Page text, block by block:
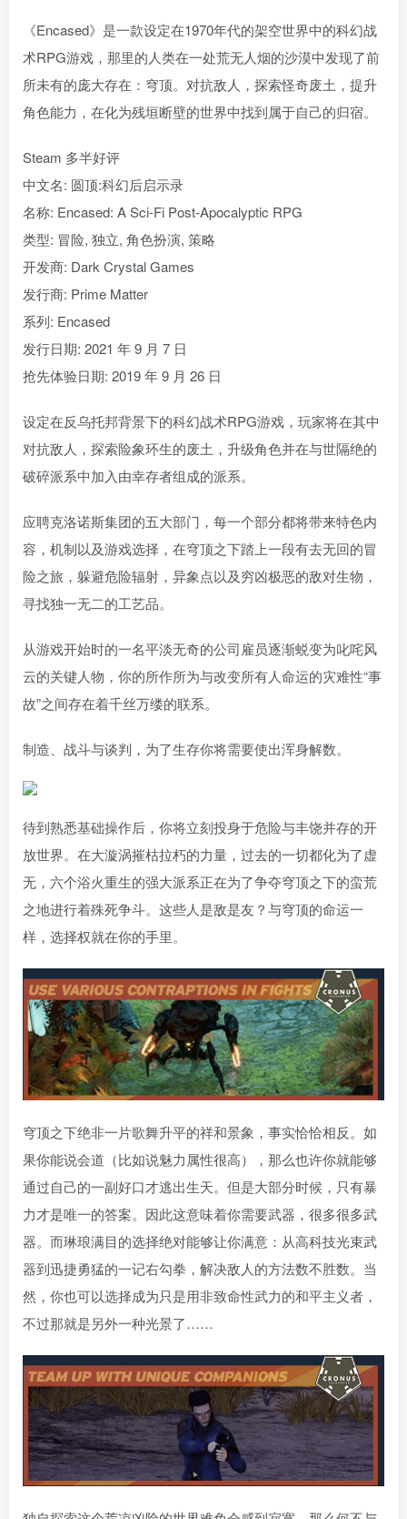
《Encased》是一款设定在1970年代的架空世界中的科幻战
术RPG游戏，那里的人类在一处荒无人烟的沙漠中发现了前
所未有的庞大存在：穹顶。对抗敌人，探索怪奇废土，提升
角色能力，在化为残垣断壁的世界中找到属于自己的归宿。
Steam 多半好评
中文名: 圆顶:科幻后启示录
名称: Encased: A Sci-Fi Post-Apocalyptic RPG
类型: 冒险, 独立, 角色扮演, 策略
开发商: Dark Crystal Games
发行商: Prime Matter
系列: Encased
发行日期: 2021 年 9 月 7 日
抢先体验日期: 2019 年 9 月 26 日
设定在反乌托邦背景下的科幻战术RPG游戏，玩家将在其中
对抗敌人，探索险象环生的废土，升级角色并在与世隔绝的
破碎派系中加入由幸存者组成的派系。
应聘克洛诺斯集团的五大部门，每一个部分都将带来特色内
容，机制以及游戏选择，在穹顶之下踏上一段有去无回的冒
险之旅，躲避危险辐射，异象点以及穷凶极恶的敌对生物，
寻找独一无二的工艺品。
从游戏开始时的一名平淡无奇的公司雇员逐渐蜕变为叱咤风
云的关键人物，你的所作所为与改变所有人命运的灾难性“事
故”之间存在着千丝万缕的联系。
制造、战斗与谈判，为了生存你将需要使出浑身解数。
待到熟悉基础操作后，你将立刻投身于危险与丰饶并存的开
放世界。在大漩涡摧枯拉朽的力量，过去的一切都化为了虚
无，六个浴火重生的强大派系正在为了争夺穹顶之下的蛮荒
之地进行着殊死争斗。这些人是敌是友？与穹顶的命运一
样，选择权就在你的手里。
穹顶之下绝非一片歌舞升平的祥和景象，事实恰恰相反。如
果你能说会道（比如说魅力属性很高），那么也许你就能够
通过自己的一副好口才逃出生天。但是大部分时候，只有暴
力才是唯一的答案。因此这意味着你需要武器，很多很多武
器。而琳琅满目的选择绝对能够让你满意：从高科技光束武
器到迅捷勇猛的一记右勾拳，解决敌人的方法数不胜数。当
然，你也可以选择成为只是用非致命性武力的和平主义者，
不过那就是另外一种光景了……